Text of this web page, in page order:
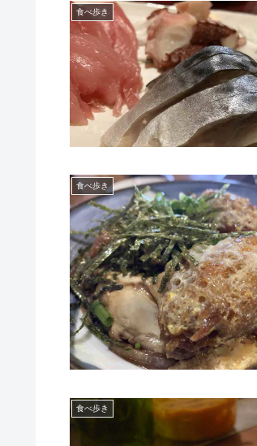
食べ歩き
食べ歩き
食べ歩き